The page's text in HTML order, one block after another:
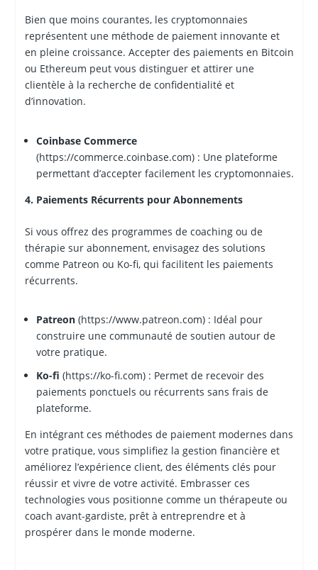
Bien que moins courantes, les cryptomonnaies
représentent une méthode de paiement innovante et
en pleine croissance. Accepter des paiements en Bitcoin
ou Ethereum peut vous distinguer et attirer une
clientèle à la recherche de confidentialité et
d’innovation.
Coinbase Commerce
(https://commerce.coinbase.com) : Une plateforme
permettant d’accepter facilement les cryptomonnaies.
4. Paiements Récurrents pour Abonnements
Si vous offrez des programmes de coaching ou de
thérapie sur abonnement, envisagez des solutions
comme Patreon ou Ko-fi, qui facilitent les paiements
récurrents.
Patreon(https://www.patreon.com) : Idéal pour
construire une communauté de soutien autour de
votre pratique.
Ko-fi (https://ko-fi.com) : Permet de recevoir des
paiements ponctuels ou récurrents sans frais de
plateforme.
En intégrant ces méthodes de paiement modernes dans
votre pratique, vous simplifiez la gestion financière et
améliorez l’expérience client, des éléments clés pour
réussir et vivre de votre activité. Embrasser ces
technologies vous positionne comme un thérapeute ou
coach avant-gardiste, prêt à entreprendre et à
prospérer dans le monde moderne.